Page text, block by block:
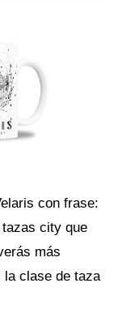
con frase:
city que
más
la clase de taza